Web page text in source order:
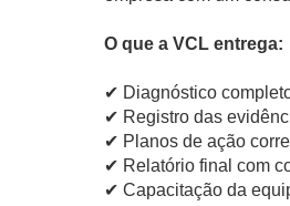
O que a VCL entrega:
✔ Diagnóstico
✔ Registro das
✔ Planos de ação
✔ Relatório final com
✔ Capacitação da